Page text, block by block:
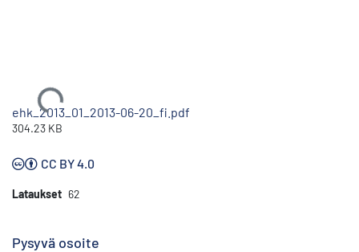
Ladataan...
ehk_2013_01_2013-06-20_fi.pdf
304.23 KB
CC BY 4.0
Lataukset 62
Pysyvä osoite